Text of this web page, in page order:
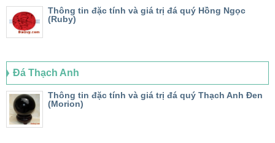
Thông tin đặc tính và giá trị đá quý Hồng Ngọc
(Ruby)
Đá Thạch Anh
Thông tin đặc tính và giá trị đá quý Thạch Anh Đen
(Morion)